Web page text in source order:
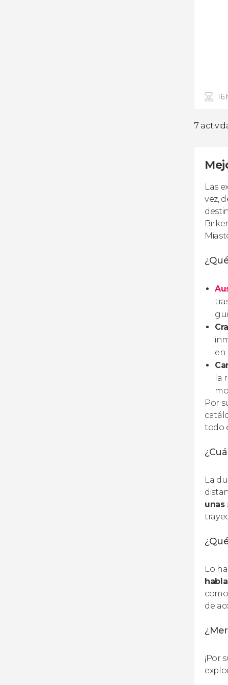
16
7
Las
vez,
en
la
Por
todo
La
unas
Lo
de
¡Por